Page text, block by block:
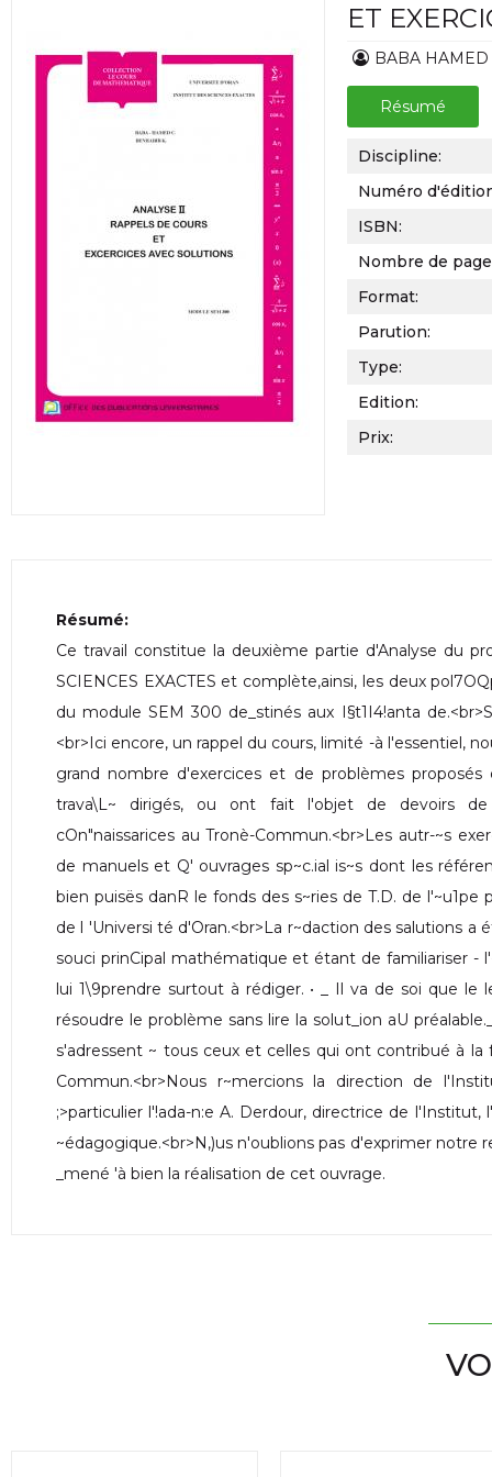
ET
BABA HAMED
Résumé
Discipline:
Numéro
ISBN:
Nombre de
Format:
Parution:
Type:
Edition:
Prix:
Résumé:
Ce travail constitue la deuxième partie d'Analyse du
SCIENCES EXACTES et complète,ainsi, les deux
du module SEM 300 de_stinés aux I§t1I4!anta
<br>Ici encore, un rappel du cours, limité -à l'essentiel,
grand nombre d'exercices et de problèmes
trava\L~ dirigés, ou ont fait l'objet de devoirs
cOn"naissarices au Tronè-Commun.<br>Les autr-~s
de manuels et Q' ouvrages sp~c.ial is~s dont les
bien puisës danR le fonds des s~ries de T.D. de
de l 'Universi té d'Oran.<br>La r~daction des salutions a
souci prinCipal mathématique et étant de familiariser -
lui 1\9prendre surtout à rédiger. • _ Il va de soi que le
résoudre le problème sans lire la solut_ion aU
s'adressent ~ tous ceux et celles qui ont contribué à la
Commun.<br>Nous r~mercions la direction de
;>particulier l'!ada-n:e A. Derdour, directrice de
~édagogique.<br>N,)us n'oublions pas d'exprimer notre
_mené 'à bien la réalisation de cet ouvrage.